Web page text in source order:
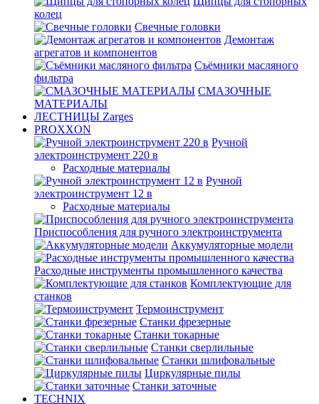
колец
Свечные головки
Демонтаж
агрегатов и компонентов
Съёмники масляного
фильтра
СМАЗОЧНЫЕ
МАТЕРИАЛЫ
ЛЕСТНИЦЫ Zarges
PROXXON
Ручной
электроинструмент 220 в
Расходные материалы
Ручной
электроинструмент 12 в
Расходные материалы
Приспособления для ручного электроинструмента
Аккумуляторные модели
Расходные инструменты промышленного качества
Комплектующие для
станков
Термоинструмент
Станки фрезерные
Станки токарные
Станки сверлильные
Станки шлифовальные
Циркулярные пилы
Станки заточные
TECHNIX